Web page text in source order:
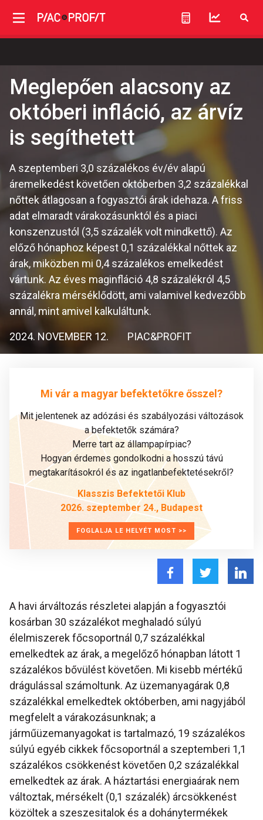
Meglepően alacsony az
októberi infláció, az árvíz
is segíthetett
A szeptemberi 3,0 százalékos év/év alapú
áremelkedést követően októberben 3,2 százalékkal
nőttek átlagosan a fogyasztói árak idehaza. A friss
adat elmaradt várakozásunktól és a piaci
konszenzustól (3,5 százalék volt mindkettő). Az
előző hónaphoz képest 0,1 százalékkal nőttek az
árak, miközben mi 0,4 százalékos emelkedést
vártunk. Az éves maginfláció 4,8 százalékról 4,5
százalékra mérséklődött, ami valamivel kedvezőbb
annál, mint amivel kalkuláltunk.
2024. NOVEMBER 12. PIAC&PROFIT
Mi vár a magyar befektetőkre ősszel?
Mit jelentenek az adózási és szabályozási változások
a befektetők számára?
Merre tart az állampapírpiac?
Hogyan érdemes gondolkodni a hosszú távú
megtakarításokról és az ingatlanbefektetésekről?
Klasszis Befektetői Klub
2026. szeptember 24., Budapest
FOGLALJA LE HELYÉT MOST >>
A havi árváltozás részletei alapján a fogyasztói
kosárban 30 százalékot meghaladó súlyú
élelmiszerek főcsoportnál 0,7 százalékkal
emelkedtek az árak, a megelőző hónapban látott 1
százalékos bővülést követően. Mi kisebb mértékű
drágulással számoltunk. Az üzemanyagárak 0,8
százalékkal emelkedtek októberben, ami nagyjából
megfelelt a várakozásunknak; a
járműüzemanyagokat is tartalmazó, 19 százalékos
súlyú egyéb cikkek főcsoportnál a szeptemberi 1,1
százalékos csökkenést követően 0,2 százalékkal
emelkedtek az árak. A háztartási energiaárak nem
változtak, mérsékelt (0,1 százalék) árcsökkenést
közöltek a szeszesitalok és a dohánytermékek